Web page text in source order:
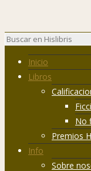
Inicio
Libros
No
Premios
Info
Sobre